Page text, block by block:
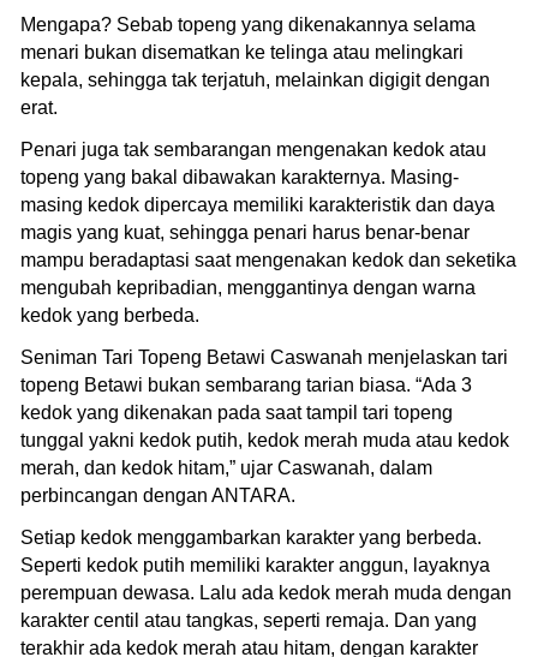
Mengapa? Sebab topeng yang dikenakannya selama
menari bukan disematkan ke telinga atau melingkari
kepala, sehingga tak terjatuh, melainkan digigit dengan
erat.
Penari juga tak sembarangan mengenakan kedok atau
topeng yang bakal dibawakan karakternya. Masing-
masing kedok dipercaya memiliki karakteristik dan daya
magis yang kuat, sehingga penari harus benar-benar
mampu beradaptasi saat mengenakan kedok dan seketika
mengubah kepribadian, menggantinya dengan warna
kedok yang berbeda.
Seniman Tari Topeng Betawi Caswanah menjelaskan tari
topeng Betawi bukan sembarang tarian biasa. “Ada 3
kedok yang dikenakan pada saat tampil tari topeng
tunggal yakni kedok putih, kedok merah muda atau kedok
merah, dan kedok hitam,” ujar Caswanah, dalam
perbincangan dengan ANTARA.
Setiap kedok menggambarkan karakter yang berbeda.
Seperti kedok putih memiliki karakter anggun, layaknya
perempuan dewasa. Lalu ada kedok merah muda dengan
karakter centil atau tangkas, seperti remaja. Dan yang
terakhir ada kedok merah atau hitam, dengan karakter